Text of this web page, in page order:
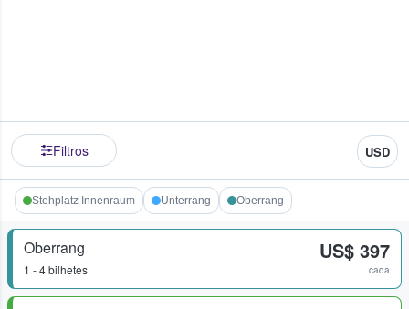
Filtros USD
Stehplatz Innenraum Unterrang Oberrang
Oberrang
1 - 4 bilhetes
US$ 397
cada